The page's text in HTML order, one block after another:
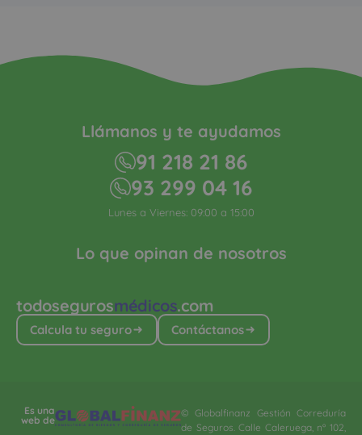
todosegurosmédicos.com
Calcula tu seguro Contáctanos
Lo que opinan de nosotros
Llámanos y te ayudamos
91 218 21 86
93 299 04 16
Lunes a Viernes: 09:00 a 15:00
Es una
web de
© Globalfinanz Gestión Correduría
de Seguros. Calle Caleruega, nº 102,